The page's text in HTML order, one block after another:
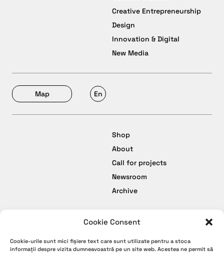
Cookie Consent
Cookie-urile sunt mici fișiere text care sunt utilizate pentru a stoca
informații despre vizita dumneavoastră pe un site web. Acestea ne permit să
Creative Entrepreneurship
Design
Innovation & Digital
New Media
Shop
About
Call for projects
Newsroom
Archive
Map En
Politică de Confidențialitate
instagram